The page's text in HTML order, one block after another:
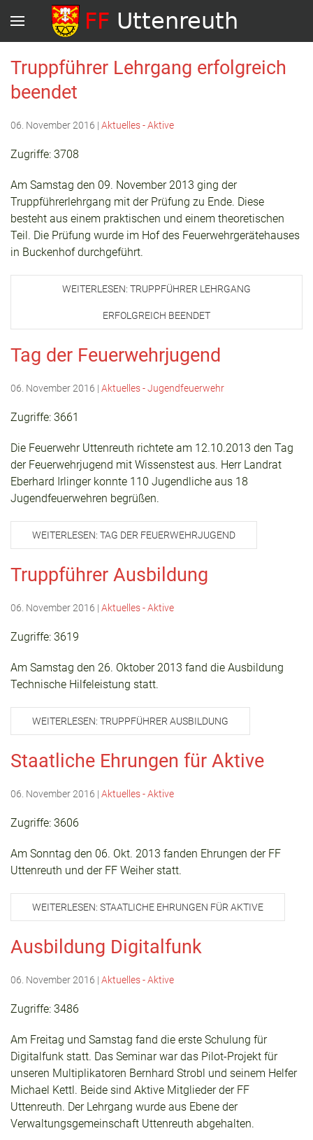
Truppführer Lehrgang erfolgreich
beendet
06. November 2016 | Aktuelles - Aktive
Zugriffe: 3708
Am Samstag den 09. November 2013 ging der
Truppführerlehrgang mit der Prüfung zu Ende. Diese
besteht aus einem praktischen und einem theoretischen
Teil. Die Prüfung wurde im Hof des Feuerwehrgerätehauses
in Buckenhof durchgeführt.
WEITERLESEN: TRUPPFÜHRER LEHRGANG
ERFOLGREICH BEENDET
Tag der Feuerwehrjugend
06. November 2016 | Aktuelles - Jugendfeuerwehr
Zugriffe: 3661
Die Feuerwehr Uttenreuth richtete am 12.10.2013 den Tag
der Feuerwehrjugend mit Wissenstest aus. Herr Landrat
Eberhard Irlinger konnte 110 Jugendliche aus 18
Jugendfeuerwehren begrüßen.
WEITERLESEN: TAG DER FEUERWEHRJUGEND
Truppführer Ausbildung
06. November 2016 | Aktuelles - Aktive
Zugriffe: 3619
Am Samstag den 26. Oktober 2013 fand die Ausbildung
Technische Hilfeleistung statt.
WEITERLESEN: TRUPPFÜHRER AUSBILDUNG
Staatliche Ehrungen für Aktive
06. November 2016 | Aktuelles - Aktive
Zugriffe: 3606
Am Sonntag den 06. Okt. 2013 fanden Ehrungen der FF
Uttenreuth und der FF Weiher statt.
WEITERLESEN: STAATLICHE EHRUNGEN FÜR AKTIVE
Ausbildung Digitalfunk
06. November 2016 | Aktuelles - Aktive
Zugriffe: 3486
Am Freitag und Samstag fand die erste Schulung für
Digitalfunk statt. Das Seminar war das Pilot-Projekt für
unseren Multiplikatoren Bernhard Strobl und seinem Helfer
Michael Kettl. Beide sind Aktive Mitglieder der FF
Uttenreuth. Der Lehrgang wurde aus Ebene der
Verwaltungsgemeinschaft Uttenreuth abgehalten.